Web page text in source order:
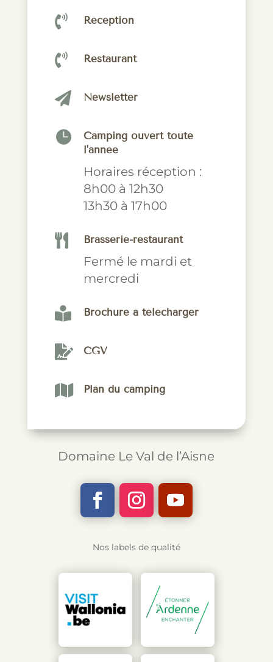
 Réception
 Restaurant
 Newsletter

Camping ouvert toute
l'année
Horaires réception :
8h00 à 12h30
13h30 à 17h00
 Brasserie-restaurant
Fermé le mardi et
mercredi
 Brochure à télécharger
 CGV
 Plan du camping
Domaine Le Val de l’Aisne
Nos labels de qualité